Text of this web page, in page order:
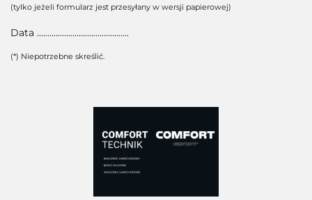
(tylko jeżeli formularz jest przesyłany w wersji papierowej)
Data ............................................
(*) Niepotrzebne skreślić.